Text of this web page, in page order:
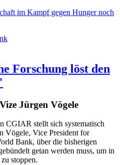
im Kampf gegen Hunger noch
Forschung löst den
Jürgen Vögele
CGIAR stellt sich systematisch
Vögele, Vice President for
Bank, über die bisherigen
getan werden muss, um in
stoppen.